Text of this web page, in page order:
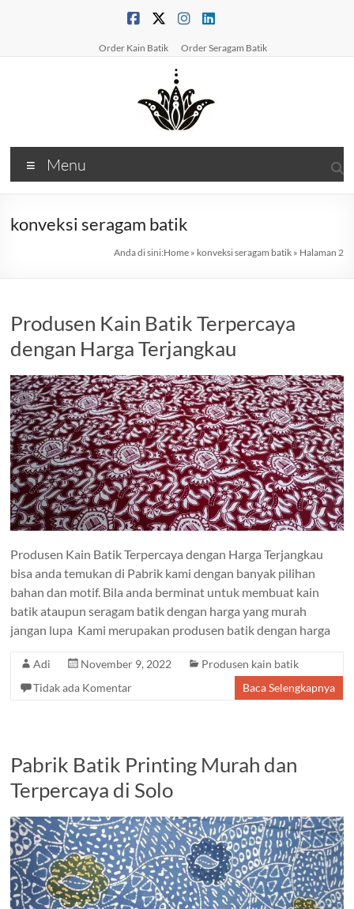
Order Kain Batik Order Seragam Batik
PabrikBatikPrinting
Produsen
&
Seragam
Batik
Berkualitas
Menu
konveksi seragam batik
Anda di sini:Home» konveksi seragam batik» Halaman 2
Produsen Kain Batik Terpercaya
dengan Harga Terjangkau
Produsen Kain Batik Terpercaya dengan Harga Terjangkau
bisa anda temukan di Pabrik kami dengan banyak pilihan
bahan dan motif. Bila anda berminat untuk membuat kain
batik ataupun seragam batik dengan harga yang murah
jangan lupa Kami merupakan produsen batik dengan harga
Adi November 9, 2022
Produsen kain batik
Tidak ada Komentar
Baca Selengkapnya
Pabrik Batik Printing Murah dan
Terpercaya di Solo